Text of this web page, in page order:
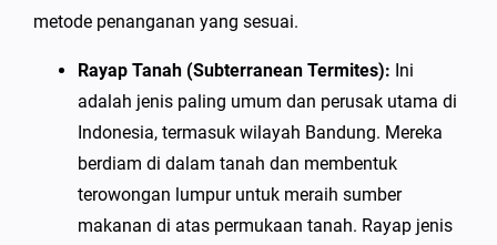
metode penanganan yang sesuai.
Rayap Tanah (Subterranean Termites): Ini
adalah jenis paling umum dan perusak utama di
Indonesia, termasuk wilayah Bandung. Mereka
berdiam di dalam tanah dan membentuk
terowongan lumpur untuk meraih sumber
makanan di atas permukaan tanah. Rayap jenis